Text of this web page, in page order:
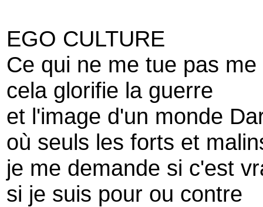
EGO CULTURE
Ce qui ne me tue pas
cela glorifie la guerre
et l'image d'un monde
où seuls les forts et
je me demande si c'est
si je suis pour ou contre